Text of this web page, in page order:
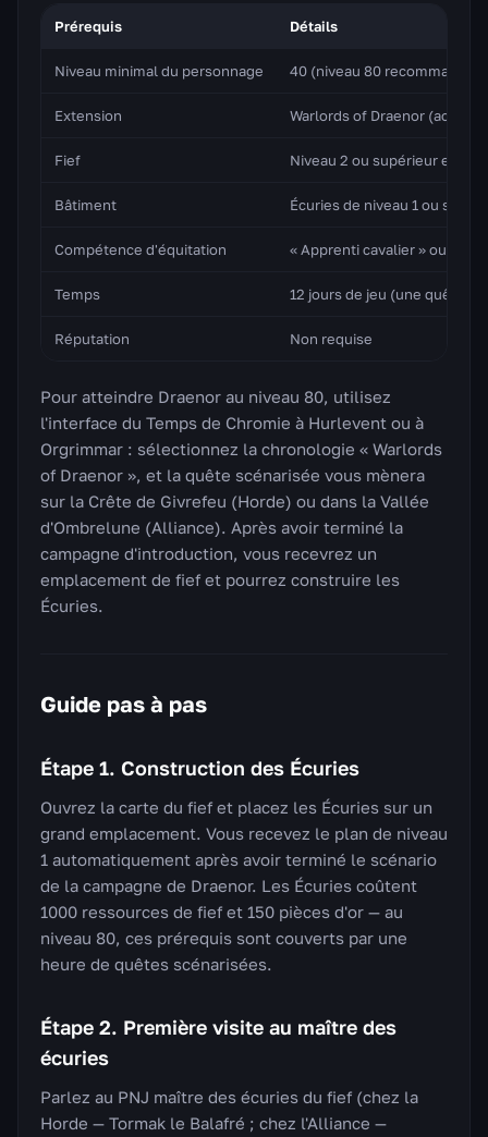
Prérequis Détails
Niveau minimal du personnage 40 (niveau 80 recommandé
Extension Warlords of Draenor (active
Fief Niveau 2 ou supérieur en
Bâtiment Écuries de niveau 1 ou
Compétence d'équitation « Apprenti cavalier » ou
Temps 12 jours de jeu (une quête
Réputation Non requise
Pour atteindre Draenor au niveau 80, utilisez
l'interface du Temps de Chromie à Hurlevent ou à
Orgrimmar : sélectionnez la chronologie « Warlords
of Draenor », et la quête scénarisée vous mènera
sur la Crête de Givrefeu (Horde) ou dans la Vallée
d'Ombrelune (Alliance). Après avoir terminé la
campagne d'introduction, vous recevrez un
emplacement de fief et pourrez construire les
Écuries.
Guide pas à pas
Étape 1. Construction des Écuries
Ouvrez la carte du fief et placez les Écuries sur un
grand emplacement. Vous recevez le plan de niveau
1 automatiquement après avoir terminé le scénario
de la campagne de Draenor. Les Écuries coûtent
1000 ressources de fief et 150 pièces d'or — au
niveau 80, ces prérequis sont couverts par une
heure de quêtes scénarisées.
Étape 2. Première visite au maître des
écuries
Parlez au PNJ maître des écuries du fief (chez la
Horde — Tormak le Balafré ; chez l'Alliance —